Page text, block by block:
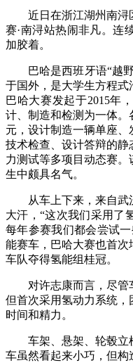
近日在浙江湖州南浔
赛·南浔站热闹非凡。连
加胶着。
巴哈是西班牙语“越野
于国外，是大学生方程
巴哈大赛发起于2015年
计、制造和检测为一体
元，设计制造一辆单座
技术检查、设计答辩的
力测试等多项目动态赛
生中颇具名气。
从车上下来，来自武
大汗，“这次我们采用了
每年参赛我们都会尝试
能赛车，巴哈大赛也首
车队夺得氢能组桂冠。
对许志康而言，尽管车
但首次采用氢动力系统
时间和精力。
车架、悬架、轮毂立
车虽然看起来小巧，但